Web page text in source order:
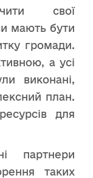
свої
мають бути
громади.
а усі
виконані,
план.
для
партнери
таких